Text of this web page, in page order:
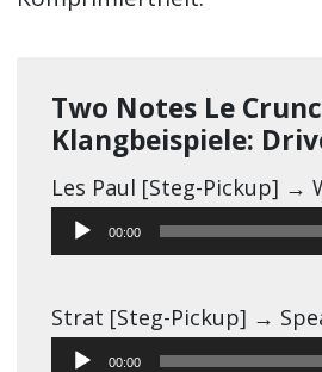
Two Notes Le
Klangbeispiele:
Les Paul [Steg-Pickup] →
Audio-00:00
Strat [Steg-Pickup] →
Audio-00:00